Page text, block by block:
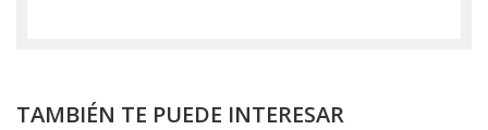
TAMBIÉN TE PUEDE INTERESAR